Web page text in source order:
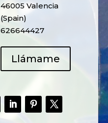
46005 Valencia
(Spain)
626644427
Llámame